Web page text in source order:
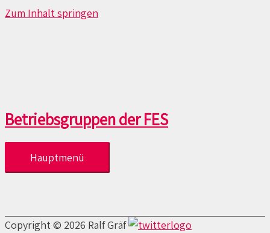
Zum Inhalt springen
Betriebsgruppen der FES
Hauptmenü
Copyright © 2026 Ralf Gräf